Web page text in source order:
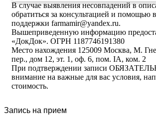
В случае выявления несовпадений в
обратиться за консультацией и помощью
поддержки farmamir@yandex.ru.
Вышеприведенную информацию
«ДокДок». ОГРН 1187746191380
Место нахождения 125009 Москва, М.
пер., дом 12, эт. 1, оф. 6, пом. IA, ком. 2
При подтверждении записи
внимание на важные для вас условия,
стоимость.
Запись на прием